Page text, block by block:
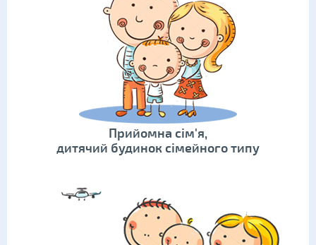
Прийомна сім'я,
дитячий будинок сімейного типу